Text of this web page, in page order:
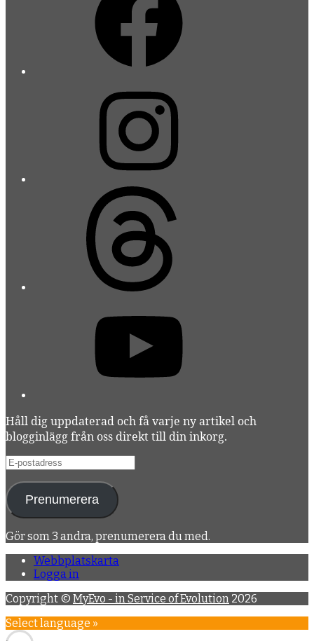
Håll dig uppdaterad och få varje ny artikel och
blogginlägg från oss direkt till din inkorg.
E-
Prenumerera
Gör som 3 andra, prenumerera du med.
Webbplatskarta
Logga in
Copyright © MyEvo - in Service of Evolution 2026
Select language »